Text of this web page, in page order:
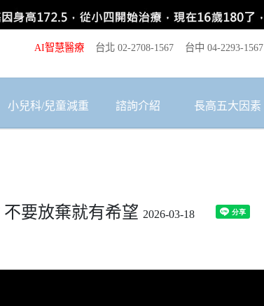
AI智慧醫療 台北 02-2708-1567 台中 04-2293-1567
小兒科/兒童減重 諮詢介紹 長高五大因素
要放棄就有希望 2026-03-18